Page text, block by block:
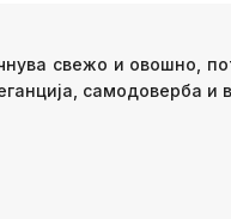
свежо и овошно,
самодоверба и